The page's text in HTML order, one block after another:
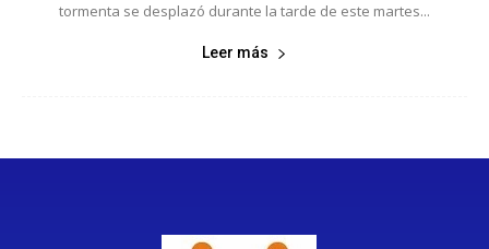
tormenta se desplazó durante la tarde de este martes...
Leer más